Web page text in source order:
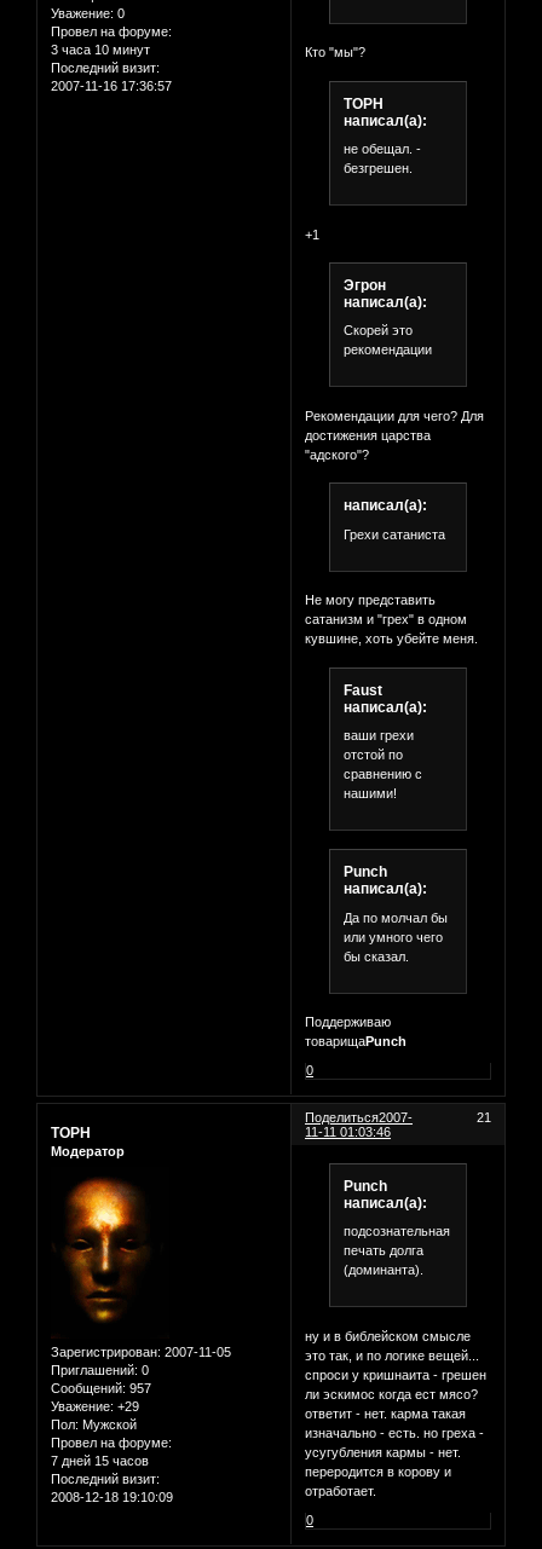
Уважение: 0
Провел на форуме:
3 часа 10 минут
Последний визит:
2007-11-16 17:36:57
Кто "мы"?
ТОРН
написал(а):
не обещал. -
безгрешен.
+1
Эгрон
написал(а):
Скорей это
рекомендации
Рекомендации для чего? Для
достижения царства
"адского"?
написал(а):
Грехи сатаниста
Не могу представить
сатанизм и "грех" в одном
кувшине, хоть убейте меня.
Faust
написал(а):
ваши грехи
отстой по
сравнению с
нашими!
Punch
написал(а):
Да по молчал бы
или умного чего
бы сказал.
Поддерживаю
товарищаPunch
0
Поделиться 21
2007-
11-11 01:03:46
ТОРН
Модератор
Зарегистрирован: 2007-11-05
Приглашений: 0
Сообщений: 957
Уважение: +29
Пол: Мужской
Провел на форуме:
7 дней 15 часов
Последний визит:
2008-12-18 19:10:09
Punch
написал(а):
подсознательная
печать долга
(доминанта).
ну и в библейском смысле
это так, и по логике вещей...
спроси у кришнаита - грешен
ли эскимос когда ест мясо?
ответит - нет. карма такая
изначально - есть. но греха -
усугубления кармы - нет.
переродится в корову и
отработает.
0